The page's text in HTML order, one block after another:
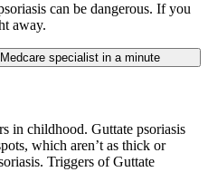
can be dangerous. If you
away.
specialist in a minute
in childhood. Guttate psoriasis
which aren’t as thick or
Triggers of Guttate